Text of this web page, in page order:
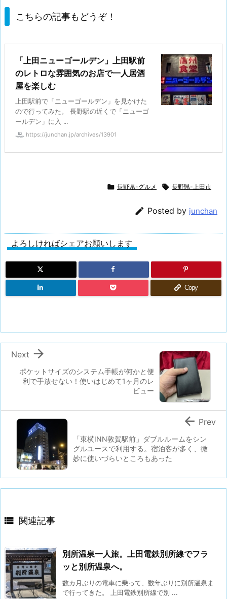
こちらの記事もどうぞ！
「上田ニューゴールデン」上田駅前
のレトロな雰囲気のお店で一人居酒
屋を楽しむ
上田駅前で「ニューゴールデン」を見かけた
ので行ってみた。 長野駅の近くで「ニューゴ
ールデン」に入 ...
https://junchan.jp/archives/13901
 長野県-グルメ  長野県-上田市
 Posted by junchan
よろしければシェアお願いします
Copy
ポケットサイズのシステム手帳が何かと便
利で手放せない！使いはじめて1ヶ月のレ
ビュー

Next
「東横INN敦賀駅前」ダブルルームをシン
グルユースで利用する。宿泊客が多く、微
妙に使いづらいところもあった
 Prev
 関連記事
別所温泉一人旅。上田電鉄別所線でフラ
ッと別所温泉へ。
数カ月ぶりの電車に乗って、数年ぶりに別所温泉ま
で行ってきた。 上田電鉄別所線で別 ...